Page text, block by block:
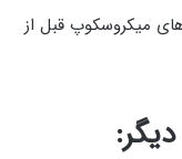
میکروسکوپ قبل از